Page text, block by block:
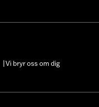
Vi bryr oss om dig